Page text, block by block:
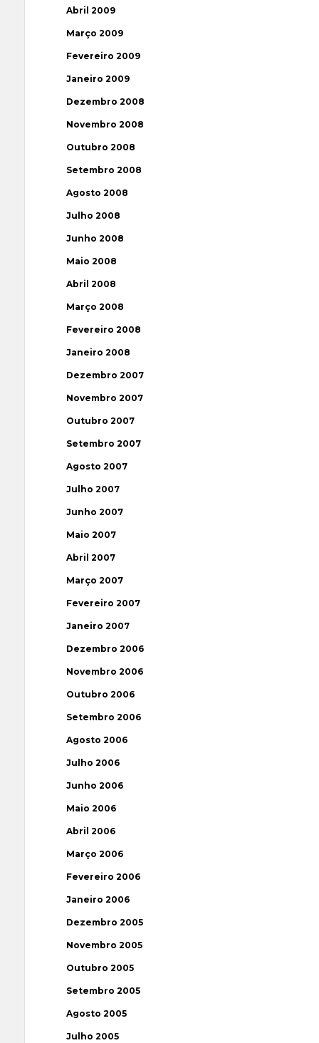
Abril 2009
Março 2009
Fevereiro 2009
Janeiro 2009
Dezembro 2008
Novembro 2008
Outubro 2008
Setembro 2008
Agosto 2008
Julho 2008
Junho 2008
Maio 2008
Abril 2008
Março 2008
Fevereiro 2008
Janeiro 2008
Dezembro 2007
Novembro 2007
Outubro 2007
Setembro 2007
Agosto 2007
Julho 2007
Junho 2007
Maio 2007
Abril 2007
Março 2007
Fevereiro 2007
Janeiro 2007
Dezembro 2006
Novembro 2006
Outubro 2006
Setembro 2006
Agosto 2006
Julho 2006
Junho 2006
Maio 2006
Abril 2006
Março 2006
Fevereiro 2006
Janeiro 2006
Dezembro 2005
Novembro 2005
Outubro 2005
Setembro 2005
Agosto 2005
Julho 2005